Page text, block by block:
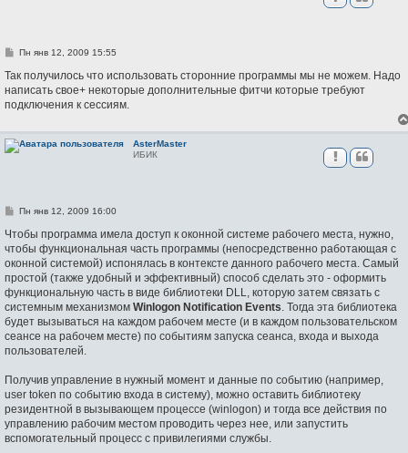
С
о
щ
е
е
Пн янв 12, 2009 15:55
Так получилось что использовать сторонние программы мы не можем. Надо
написать свое+ некоторые дополнительные фитчи которые требуют
подключения к сессиям.
AsterMaster
ИБИК
С
о
щ
е
н
е
Пн янв 12, 2009 16:00
Чтобы программа имела доступ к оконной системе рабочего места, нужно,
чтобы функциональная часть программы (непосредственно работающая с
оконной системой) испонялась в контексте данного рабочего места. Самый
простой (также удобный и эффективный) способ сделать это - оформить
функциональную часть в виде библиотеки DLL, которую затем связать с
системным механизмом Winlogon Notification Events. Тогда эта библиотека
будет вызываться на каждом рабочем месте (и в каждом пользовательском
сеансе на рабочем месте) по событиям запуска сеанса, входа и выхода
пользователей.
Получив управление в нужный момент и данные по событию (например,
user token по событию входа в систему), можно оставить библиотеку
резидентной в вызывающем процессе (winlogon) и тогда все действия по
управлению рабочим местом проводить через нее, или запустить
вспомогательный процесс с привилегиями службы.